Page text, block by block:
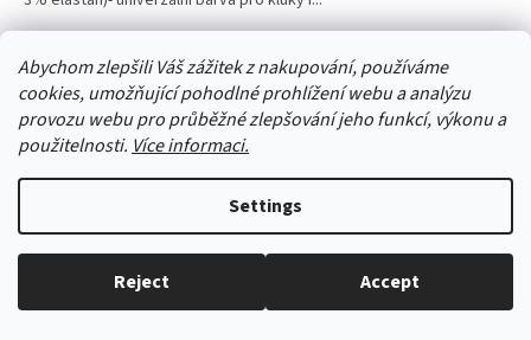
Abychom zlepšili Váš zážitek z nakupování, používáme
cookies, umožňující pohodlné prohlížení webu a analýzu
provozu webu pro průběžné zlepšování jeho funkcí, výkonu a
použitelnosti. Více informaci.
Settings
Reject Accept
Everything in stock, we ship every working day.
Code:55090/46-48